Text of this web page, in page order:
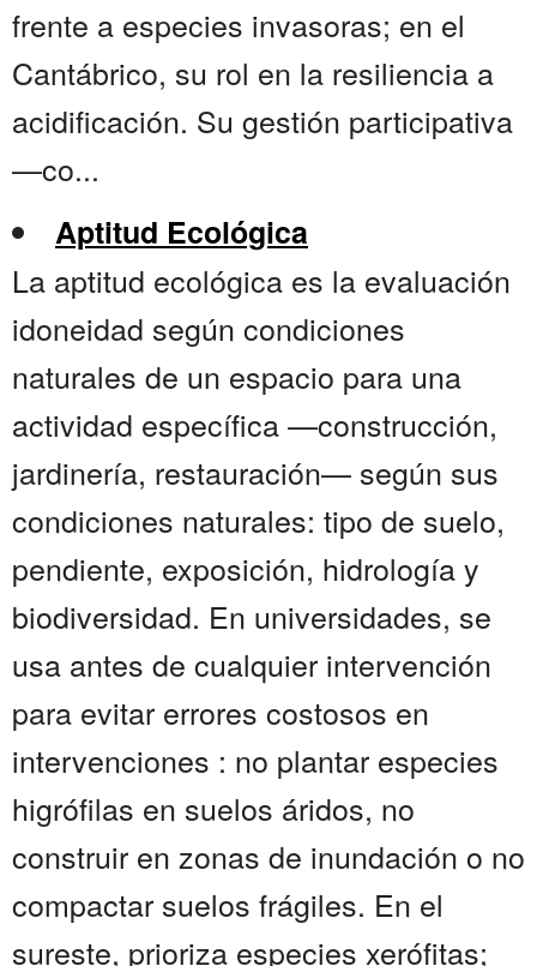
frente a especies invasoras; en el
Cantábrico, su rol en la resiliencia a
acidificación. Su gestión participativa
—co...
Aptitud Ecológica
La aptitud ecológica es la evaluación
idoneidad según condiciones
naturales de un espacio para una
actividad específica —construcción,
jardinería, restauración— según sus
condiciones naturales: tipo de suelo,
pendiente, exposición, hidrología y
biodiversidad. En universidades, se
usa antes de cualquier intervención
para evitar errores costosos en
intervenciones : no plantar especies
higrófilas en suelos áridos, no
construir en zonas de inundación o no
compactar suelos frágiles. En el
sureste, prioriza especies xerófitas;